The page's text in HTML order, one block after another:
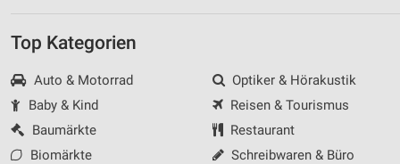
Top Kategorien
Auto & Motorrad
Baby & Kind
Baumärkte
Biomärkte
Optiker & Hörakustik
Reisen & Tourismus
Restaurant
Schreibwaren & Büro